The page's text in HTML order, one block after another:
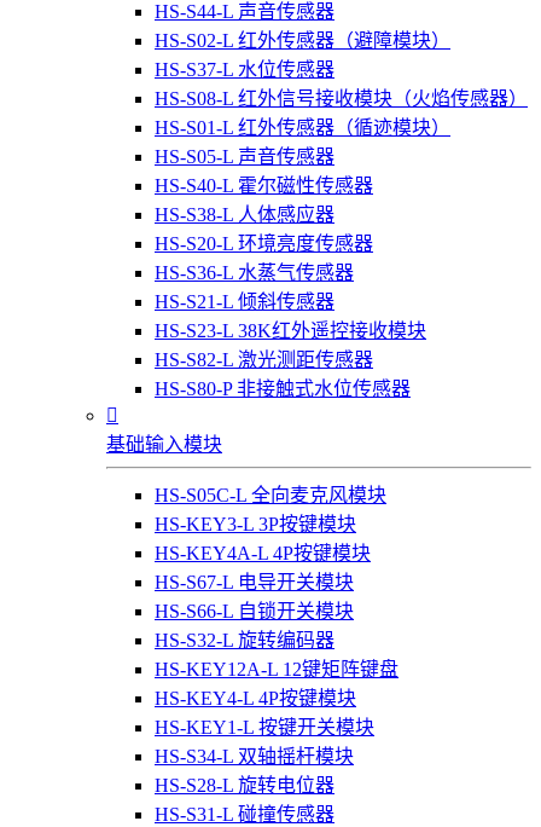
HS-S44-L 声音传感器
HS-S02-L 红外传感器（避障模块）
HS-S37-L 水位传感器
HS-S08-L 红外信号接收模块（火焰传感器）
HS-S01-L 红外传感器（循迹模块）
HS-S05-L 声音传感器
HS-S40-L 霍尔磁性传感器
HS-S38-L 人体感应器
HS-S20-L 环境亮度传感器
HS-S36-L 水蒸气传感器
HS-S21-L 倾斜传感器
HS-S23-L 38K红外遥控接收模块
HS-S82-L 激光测距传感器
HS-S80-P 非接触式水位传感器

基础输入模块
HS-S05C-L 全向麦克风模块
HS-KEY3-L 3P按键模块
HS-KEY4A-L 4P按键模块
HS-S67-L 电导开关模块
HS-S66-L 自锁开关模块
HS-S32-L 旋转编码器
HS-KEY12A-L 12键矩阵键盘
HS-KEY4-L 4P按键模块
HS-KEY1-L 按键开关模块
HS-S34-L 双轴摇杆模块
HS-S28-L 旋转电位器
HS-S31-L 碰撞传感器